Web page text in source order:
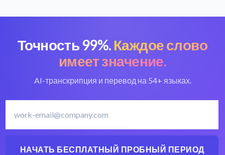
Точность 99%. Каждое слово
имеет значение.
AI-транскрипция и перевод на 54+ языках.
НАЧАТЬ БЕСПЛАТНЫЙ ПРОБНЫЙ ПЕРИОД